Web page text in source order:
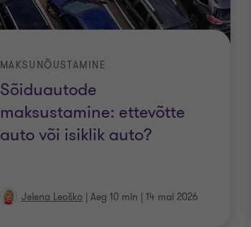
Sõiduautode
maksustamine: ettevõtte
auto või isiklik auto?
MAKSUNÕUSTAMINE
Jelena Leoško | Aeg 10 min | 14 mai 2026